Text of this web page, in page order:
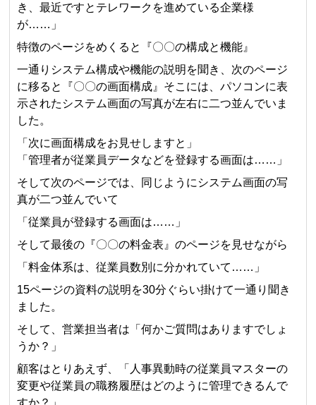
き、最近ですとテレワークを進めている企業様
が……」
特徴のページをめくると『〇〇の構成と機能』
一通りシステム構成や機能の説明を聞き、次のページ
に移ると『〇〇の画面構成』そこには、パソコンに表
示されたシステム画面の写真が左右に二つ並んでいま
した。
「次に画面構成をお見せしますと」
「管理者が従業員データなどを登録する画面は……」
そして次のページでは、同じようにシステム画面の写
真が二つ並んでいて
「従業員が登録する画面は……」
そして最後の『〇〇の料金表』のページを見せながら
「料金体系は、従業員数別に分かれていて……」
15ページの資料の説明を30分ぐらい掛けて一通り聞き
ました。
そして、営業担当者は「何かご質問はありますでしょ
うか？」
顧客はとりあえず、「人事異動時の従業員マスターの
変更や従業員の職務履歴はどのように管理できるんで
すか？」